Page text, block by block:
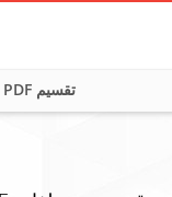
تقسيم PDF